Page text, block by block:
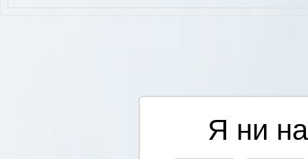
Я ни